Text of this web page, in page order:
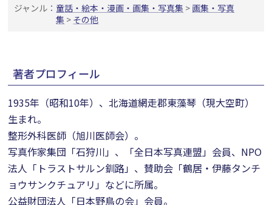
ジャンル： 童話・絵本・漫画・画集・写真集 > 画集・写真
集 > その他
著者プロフィール
1935年（昭和10年）、北海道網走郡東藻琴（現大空町）
生まれ。
整形外科医師（旭川医師会）。
写真作家集団「石狩川」、「全日本写真連盟」会員、NPO
法人「トラストサルン釧路」、賛助会「鶴居・伊藤タンチ
ョウサンクチュアリ」などに所属。
公益財団法人「日本野鳥の会」会員。